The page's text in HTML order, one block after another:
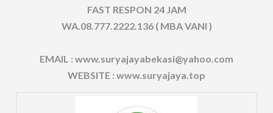
FAST RESPON 24 JAM
WA.08.777.2222.136 ( MBA VANI )
EMAIL : www.suryajayabekasi@yahoo.com
WEBSITE : www.suryajaya.top